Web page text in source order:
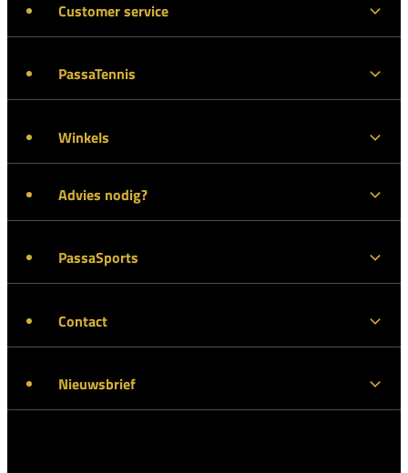
Customer service
PassaTennis
Winkels
Advies nodig?
PassaSports
Contact
Nieuwsbrief